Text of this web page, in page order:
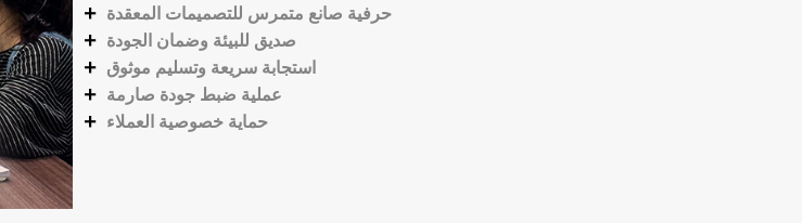
حرفية صانع متمرس للتصميمات المعقدة
صديق للبيئة وضمان الجودة
استجابة سريعة وتسليم موثوق
عملية ضبط جودة صارمة
حماية خصوصية العملاء